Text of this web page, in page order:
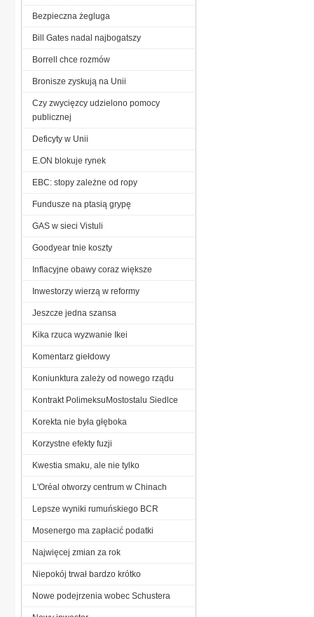
Bezpieczna żegluga
Bill Gates nadal najbogatszy
Borrell chce rozmów
Bronisze zyskują na Unii
Czy zwycięzcy udzielono pomocy
publicznej
Deficyty w Unii
E.ON blokuje rynek
EBC: stopy zależne od ropy
Fundusze na ptasią grypę
GAS w sieci Vistuli
Goodyear tnie koszty
Inflacyjne obawy coraz większe
Inwestorzy wierzą w reformy
Jeszcze jedna szansa
Kika rzuca wyzwanie Ikei
Komentarz giełdowy
Koniunktura zależy od nowego rządu
Kontrakt PolimeksuMostostalu Siedlce
Korekta nie była głęboka
Korzystne efekty fuzji
Kwestia smaku, ale nie tylko
L'Oréal otworzy centrum w Chinach
Lepsze wyniki rumuńskiego BCR
Mosenergo ma zapłacić podatki
Najwięcej zmian za rok
Niepokój trwał bardzo krótko
Nowe podejrzenia wobec Schustera